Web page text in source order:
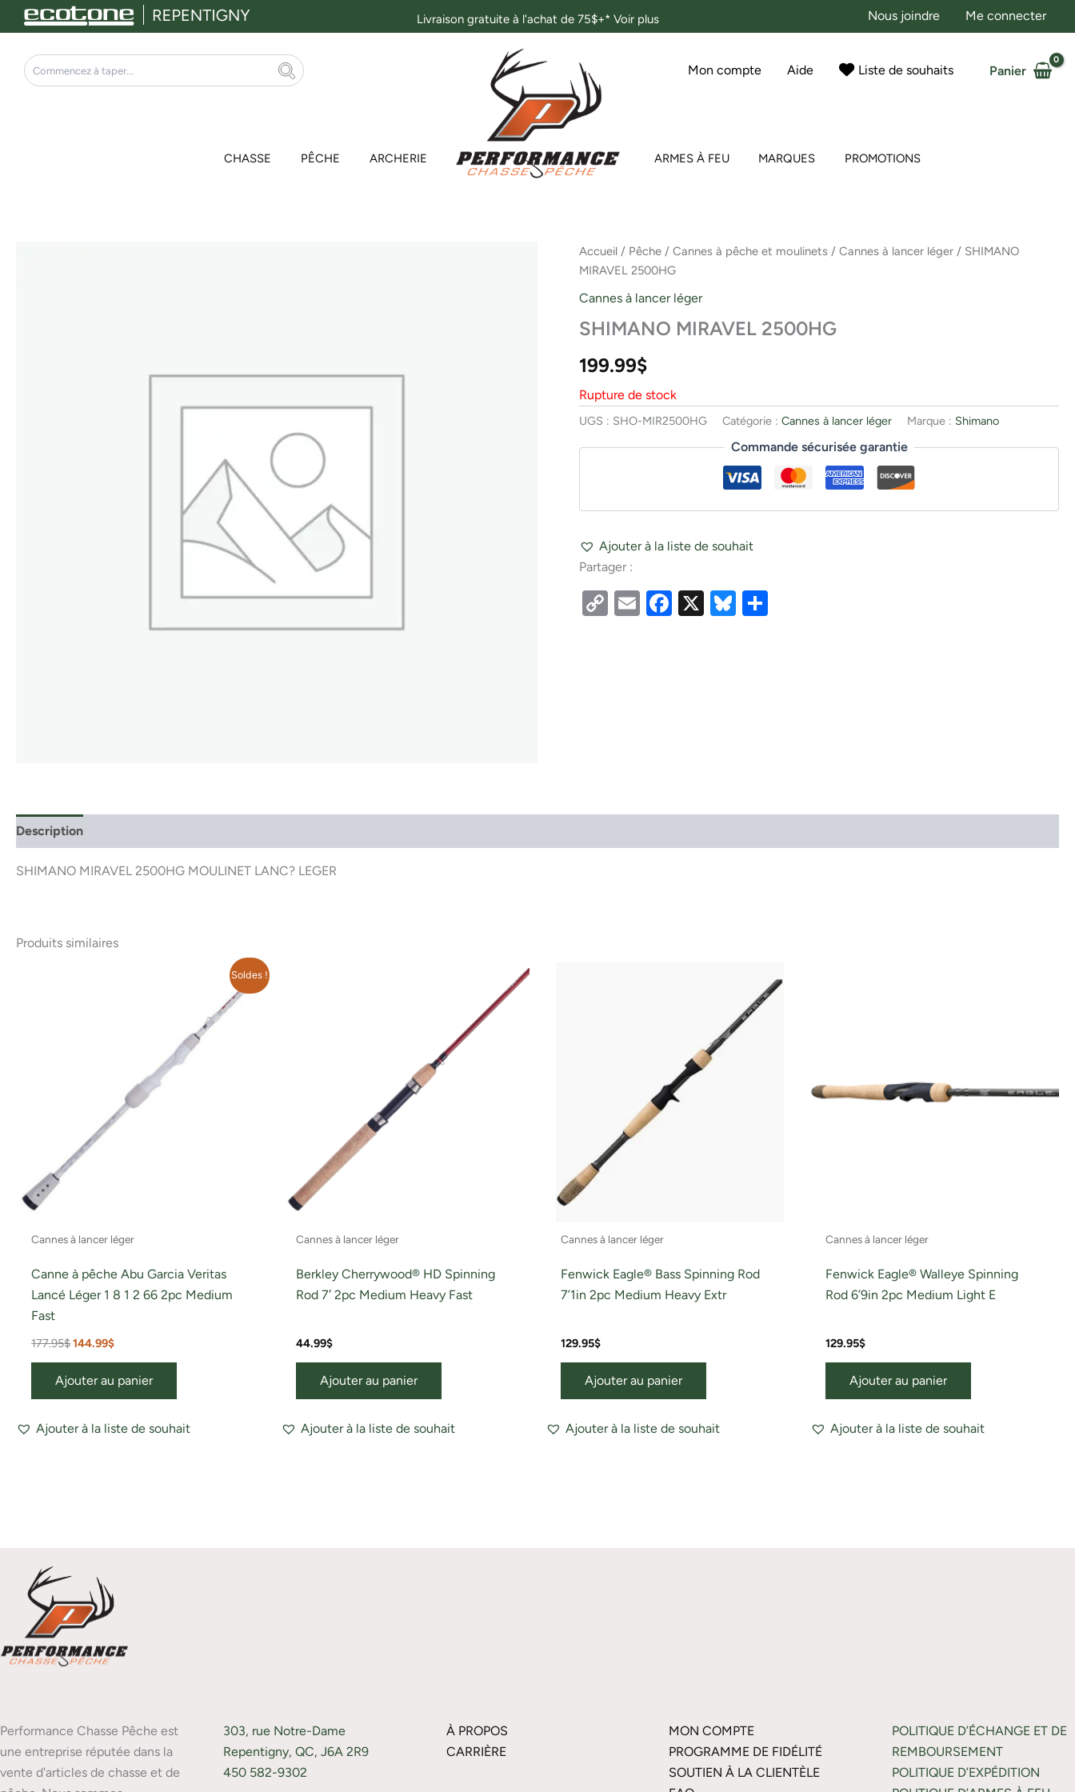
Aller
au
contenu
Livraison gratuite à l'achat de 75$+* Voir plus Nous joindre Me connecter
Rechercher
Mon compte Aide Liste de souhaits Panier
CHASSE PÊCHE ARCHERIE ARMES À FEU MARQUES PROMOTIONS
Accueil / Pêche /Cannes à pêche et moulinets /Cannes à lancer léger / SHIMANO
MIRAVEL 2500HG
Cannes à lancer léger
SHIMANO MIRAVEL 2500HG
199.99$
Rupture de stock
UGS : SHO-MIR2500HG Catégorie :Cannes à lancer léger Marque : Shimano
Commande sécurisée garantie
Ajouter à la liste de souhait
Partager :
CopyEmailFacebook
X Bluesky
Description
SHIMANO MIRAVEL 2500HG MOULINET LANC? LEGER
Produits similaires
Soldes !
Cannes à lancer léger
Canne à pêche Abu Garcia Veritas
Lancé Léger 1 8 1 2 66 2pc Medium
Fast
177.95$144.99$
Ajouter au panier
Ajouter à la liste de souhait
Cannes à lancer léger
Berkley Cherrywood® HD Spinning
Rod 7′ 2pc Medium Heavy Fast
44.99$
Ajouter au panier
Ajouter à la liste de souhait
Cannes à lancer léger
Fenwick Eagle® Bass Spinning Rod
7’1in 2pc Medium Heavy Extr
129.95$
Ajouter au panier
Ajouter à la liste de souhait
Cannes à lancer léger
Fenwick Eagle® Walleye Spinning
Rod 6’9in 2pc Medium Light E
129.95$
Ajouter au panier
Ajouter à la liste de souhait
Performance Chasse Pêche est
une entreprise réputée dans la
vente d'articles de chasse et de
303, rue Notre-Dame
Repentigny, QC, J6A 2R9
450 582-9302
À PROPOS
CARRIÈRE
MON COMPTE
PROGRAMME DE FIDÉLITÉ
SOUTIEN À LA CLIENTÈLE
POLITIQUE D’ÉCHANGE ET DE
REMBOURSEMENT
POLITIQUE D’EXPÉDITION